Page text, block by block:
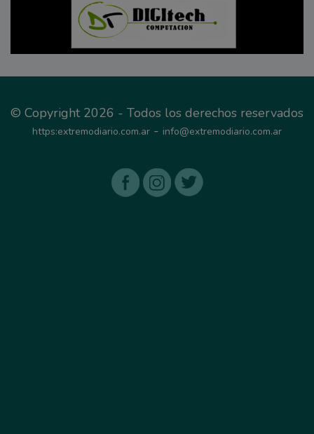
© Copyright 2026 - Todos los derechos reservados
https:extremodiario.com.ar - info@extremodiario.com.ar